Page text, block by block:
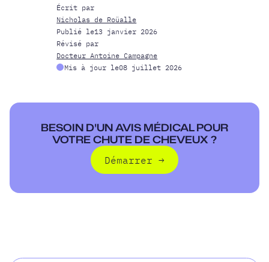
Écrit par
Nicholas de Roüalle
Publié le13 janvier 2026
Révisé par
Docteur Antoine Campagne
Mis à jour le08 juillet 2026
BESOIN D'UN AVIS MÉDICAL POUR
VOTRE CHUTE DE CHEVEUX ?
Démarrer →